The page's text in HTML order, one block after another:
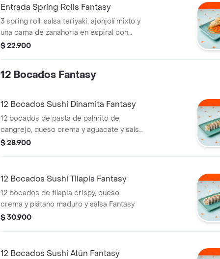
Entrada Spring Rolls Fantasy
3 spring roll, salsa teriyaki, ajonjolí mixto y
una cama de zanahoria en espiral con
salsa Fantasy
$ 22.900
12 Bocados Fantasy
12 Bocados Sushi Dinamita Fantasy
12 bocados de pasta de palmito de
cangrejo, queso crema y aguacate y salsa
Fantasy
$ 28.900
12 Bocados Sushi Tilapia Fantasy
12 bocados de tilapia crispy, queso
crema y plátano maduro y salsa Fantasy
$ 30.900
12 Bocados Sushi Atún Fantasy